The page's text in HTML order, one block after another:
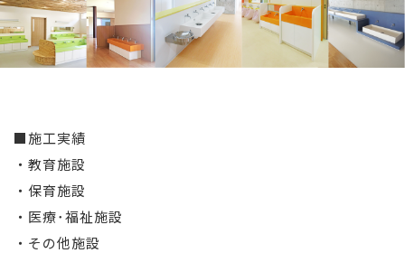
■施工実績
・教育施設
・保育施設
・医療･福祉施設
・その他施設